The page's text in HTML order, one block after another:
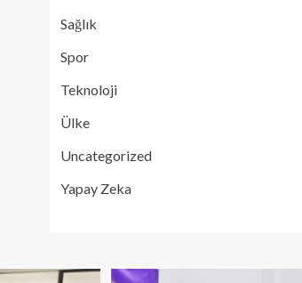
Sağlık
Spor
Teknoloji
Ülke
Uncategorized
Yapay Zeka